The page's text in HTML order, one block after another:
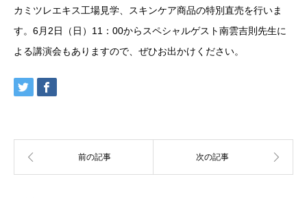
カミツレエキス工場見学、スキンケア商品の特別直売を行いま
す。6月2日（日）11：00からスペシャルゲスト南雲吉則先生に
よる講演会もありますので、ぜひお出かけください。